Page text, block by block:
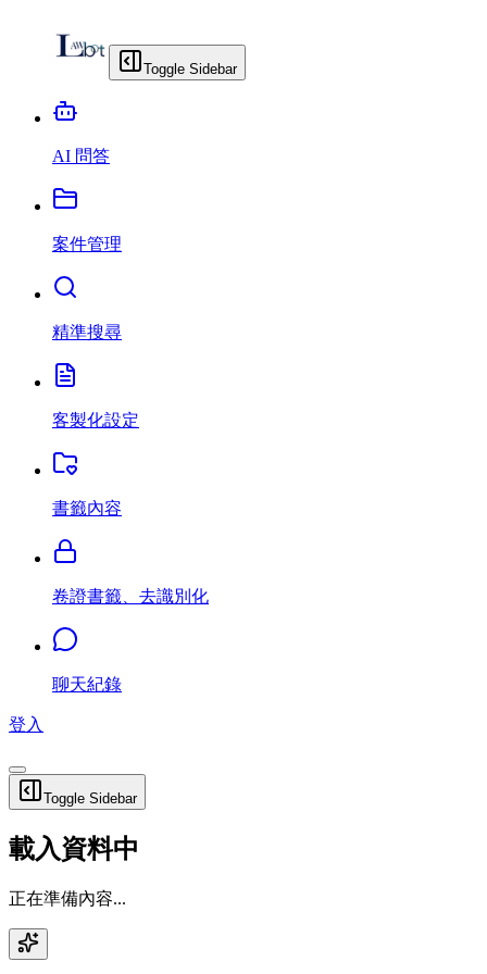
Toggle Sidebar
AI 問答
案件管理
精準搜尋
客製化設定
書籤內容
卷證書籤、去識別化
聊天紀錄
登入
Toggle Sidebar
載入資料中
正在準備內容...